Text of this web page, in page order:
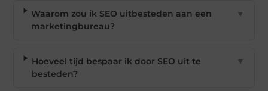
Waarom zou ik SEO uitbesteden aan een
marketingbureau?
▼
Hoeveel tijd bespaar ik door SEO uit te
besteden?
▼